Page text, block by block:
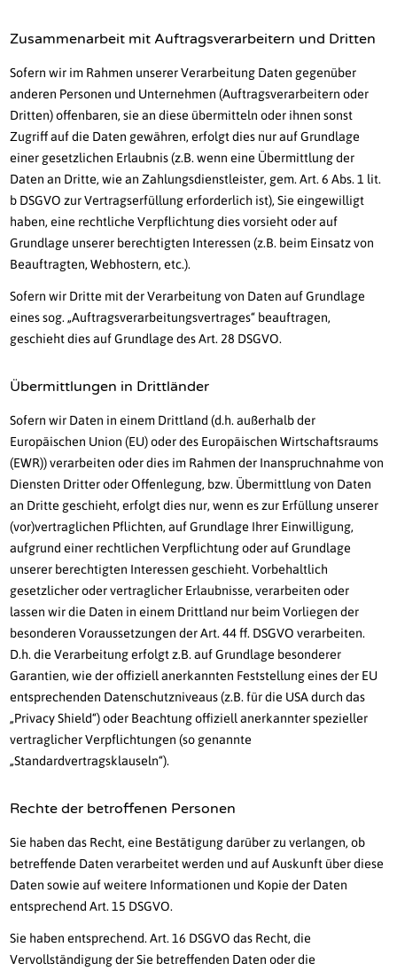
Zusammenarbeit mit Auftragsverarbeitern und Dritten
Sofern wir im Rahmen unserer Verarbeitung Daten gegenüber
anderen Personen und Unternehmen (Auftragsverarbeitern oder
Dritten) offenbaren, sie an diese übermitteln oder ihnen sonst
Zugriff auf die Daten gewähren, erfolgt dies nur auf Grundlage
einer gesetzlichen Erlaubnis (z.B. wenn eine Übermittlung der
Daten an Dritte, wie an Zahlungsdienstleister, gem. Art. 6 Abs. 1 lit.
b DSGVO zur Vertragserfüllung erforderlich ist), Sie eingewilligt
haben, eine rechtliche Verpflichtung dies vorsieht oder auf
Grundlage unserer berechtigten Interessen (z.B. beim Einsatz von
Beauftragten, Webhostern, etc.).
Sofern wir Dritte mit der Verarbeitung von Daten auf Grundlage
eines sog. „Auftragsverarbeitungsvertrages“ beauftragen,
geschieht dies auf Grundlage des Art. 28 DSGVO.
Übermittlungen in Drittländer
Sofern wir Daten in einem Drittland (d.h. außerhalb der
Europäischen Union (EU) oder des Europäischen Wirtschaftsraums
(EWR)) verarbeiten oder dies im Rahmen der Inanspruchnahme von
Diensten Dritter oder Offenlegung, bzw. Übermittlung von Daten
an Dritte geschieht, erfolgt dies nur, wenn es zur Erfüllung unserer
(vor)vertraglichen Pflichten, auf Grundlage Ihrer Einwilligung,
aufgrund einer rechtlichen Verpflichtung oder auf Grundlage
unserer berechtigten Interessen geschieht. Vorbehaltlich
gesetzlicher oder vertraglicher Erlaubnisse, verarbeiten oder
lassen wir die Daten in einem Drittland nur beim Vorliegen der
besonderen Voraussetzungen der Art. 44 ff. DSGVO verarbeiten.
D.h. die Verarbeitung erfolgt z.B. auf Grundlage besonderer
Garantien, wie der offiziell anerkannten Feststellung eines der EU
entsprechenden Datenschutzniveaus (z.B. für die USA durch das
„Privacy Shield“) oder Beachtung offiziell anerkannter spezieller
vertraglicher Verpflichtungen (so genannte
„Standardvertragsklauseln“).
Rechte der betroffenen Personen
Sie haben das Recht, eine Bestätigung darüber zu verlangen, ob
betreffende Daten verarbeitet werden und auf Auskunft über diese
Daten sowie auf weitere Informationen und Kopie der Daten
entsprechend Art. 15 DSGVO.
Sie haben entsprechend. Art. 16 DSGVO das Recht, die
Vervollständigung der Sie betreffenden Daten oder die